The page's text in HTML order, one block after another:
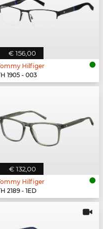
€ 156,00
Hilfiger
1905 - 003
€ 132,00
Hilfiger
2189 - 1ED